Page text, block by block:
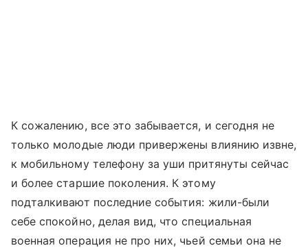
К сожалению, все это забывается, и сегодня не
только молодые люди привержены влиянию извне,
к мобильному телефону за уши притянуты сейчас
и более старшие поколения. К этому
подталкивают последние события: жили-были
себе спокойно, делая вид, что специальная
военная операция не про них, чьей семьи она не